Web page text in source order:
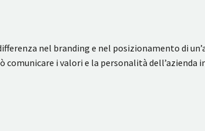
nel branding e nel posizionamento di
i valori e la personalità dell’azienda